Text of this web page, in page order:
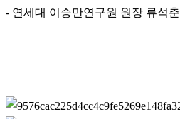
- 연세대 이승만연구원 원장 류석춘